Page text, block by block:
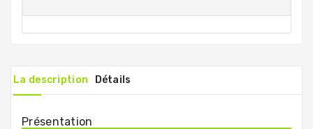
La description Détails
Présentation